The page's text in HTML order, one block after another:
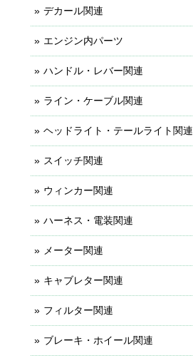
デカール関連
エンジン内パーツ
ハンドル・レバー関連
ライン・ケーブル関連
ヘッドライト・テールライト関連
スイッチ関連
ウィンカー関連
ハーネス・電装関連
メーター関連
キャブレター関連
フィルター関連
ブレーキ・ホイール関連